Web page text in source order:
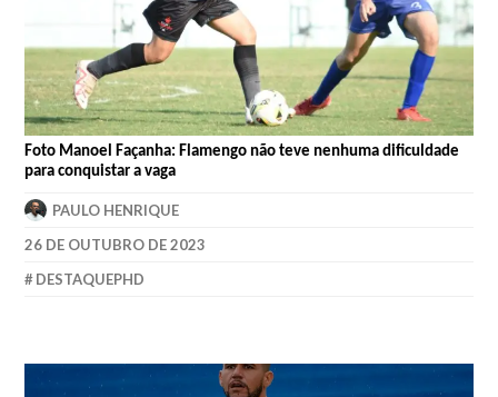
Foto Manoel Façanha: Flamengo não teve nenhuma dificuldade
para conquistar a vaga
PAULO HENRIQUE
26 DE OUTUBRO DE 2023
DESTAQUEPHD